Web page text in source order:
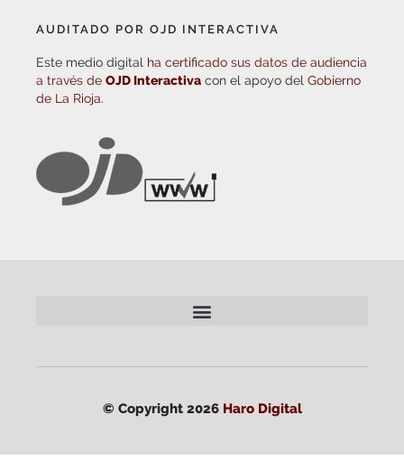
AUDITADO POR OJD INTERACTIVA
Este medio digital ha certificado sus datos de audiencia
a través de OJD Interactiva con el apoyo del Gobierno
de La Rioja.
© Copyright 2026 Haro Digital